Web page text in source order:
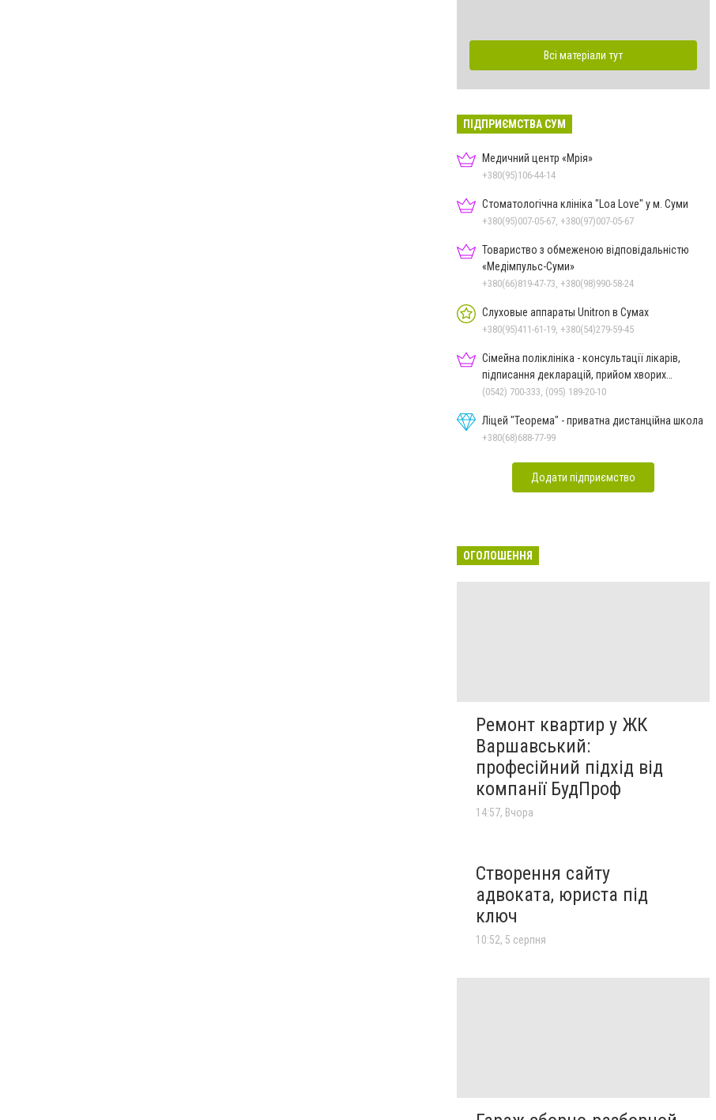
Всі матеріали тут
ПІДПРИЄМСТВА СУМ
Медичний центр «Мрія»
+380(95)106-44-14
Стоматологічна клініка "Loa Love" у м. Суми
+380(95)007-05-67, +380(97)007-05-67
Товариство з обмеженою відповідальністю
«Медімпульс-Суми»
+380(66)819-47-73, +380(98)990-58-24
Слуховые аппараты Unitron в Сумах
+380(95)411-61-19, +380(54)279-59-45
Сімейна поліклініка - консультації лікарів,
підписання декларацій, прийом хворих
дорослих та дітей
(0542) 700-333, (095) 189-20-10
Ліцей "Теорема" - приватна дистанційна школа
+380(68)688-77-99
Додати підприємство
ОГОЛОШЕННЯ
Ремонт квартир у ЖК
Варшавський:
професійний підхід від
компанії БудПроф
14:57, Вчора
Створення сайту
адвоката, юриста під
ключ
10:52, 5 серпня